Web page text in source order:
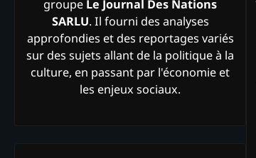
groupe Le Journal Des Nations
SARLU. Il fourni des analyses
approfondies et des reportages variés
sur des sujets allant de la politique à la
culture, en passant par l'économie et
les enjeux sociaux.